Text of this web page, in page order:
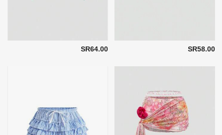
SR58.00
SR64.00